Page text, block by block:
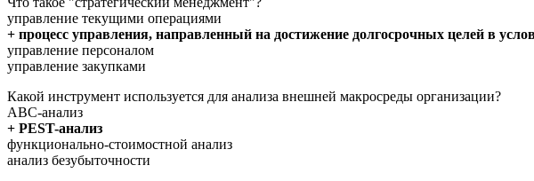
управление текущими операциями
+ процесс управления, направленный на достижение долгосрочных целей в
управление персоналом
управление закупками
Какой инструмент используется для анализа внешней макросреды организации?
ABC-анализ
+ PEST-анализ
функционально-стоимостной анализ
анализ безубыточности